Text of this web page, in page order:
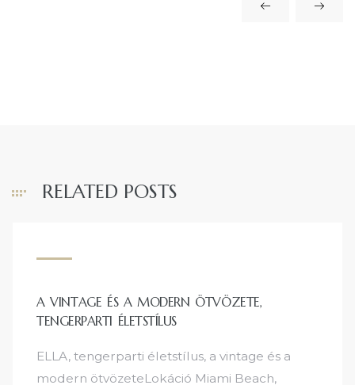
RELATED POSTS
A VINTAGE ÉS A MODERN ÖTVÖZETE,
TENGERPARTI ÉLETSTÍLUS
ELLA, tengerparti életstílus, a vintage és a
modern ötvözeteLokáció Miami Beach,